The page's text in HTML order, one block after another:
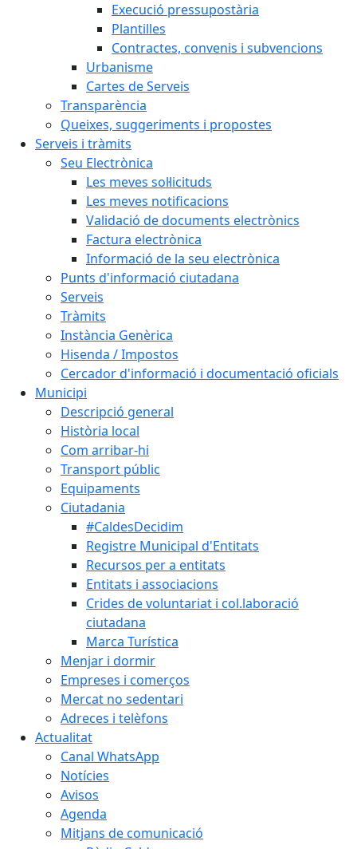
Execució pressupostària
Plantilles
Contractes, convenis i subvencions
Urbanisme
Cartes de Serveis
Transparència
Queixes, suggeriments i propostes
Serveis i tràmits
Seu Electrònica
Les meves sol·licituds
Les meves notificacions
Validació de documents electrònics
Factura electrònica
Informació de la seu electrònica
Punts d'informació ciutadana
Serveis
Tràmits
Instància Genèrica
Hisenda / Impostos
Cercador d'informació i documentació oficials
Municipi
Descripció general
Història local
Com arribar-hi
Transport públic
Equipaments
Ciutadania
#CaldesDecidim
Registre Municipal d'Entitats
Recursos per a entitats
Entitats i associacions
Crides de voluntariat i col.laboració
ciutadana
Marca Turística
Menjar i dormir
Empreses i comerços
Mercat no sedentari
Adreces i telèfons
Actualitat
Canal WhatsApp
Notícies
Avisos
Agenda
Mitjans de comunicació